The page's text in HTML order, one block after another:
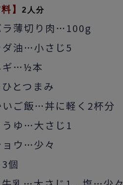
】 2人分
ラ薄切り肉…100g
ダ油…小さじ5
ギ…½本
とつまみ
いご飯…丼に軽く2杯分
うゆ…大さじ1
ョウ…少々
個